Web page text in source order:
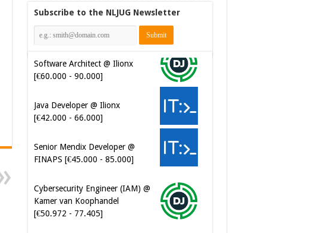
Subscribe to the NLJUG Newsletter
[€60.000 - 90.000]
Java Developer @ Ilionx
[€42.000 - 66.000]
Senior Mendix Developer @
FINAPS [€45.000 - 85.000]
Cybersecurity Engineer (IAM) @
Kamer van Koophandel
Cybersecurity CIAM Engineer @
Kamer van Koophandel